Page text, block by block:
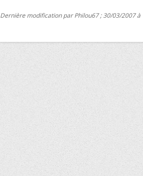
Dernière modification par Philou67 ; 30/03/2007 à